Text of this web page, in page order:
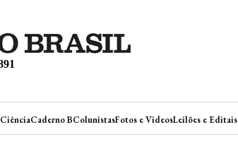
CiênciaCaderno BColunistasFotos e VideosLeilões e Editais